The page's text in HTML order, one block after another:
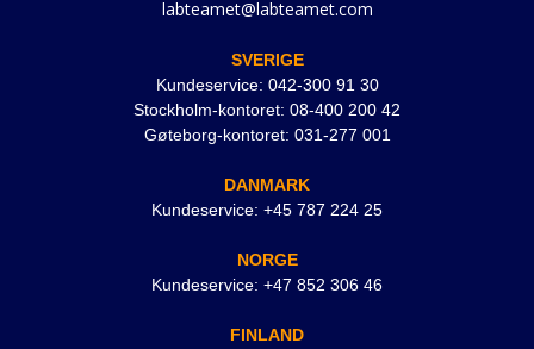
labteamet@labteamet.com
SVERIGE
Kundeservice: 042-300 91 30
Stockholm-kontoret: 08-400 200 42
Gøteborg-kontoret: 031-277 001
DANMARK
Kundeservice: +45 787 224 25
NORGE
Kundeservice: +47 852 306 46
FINLAND